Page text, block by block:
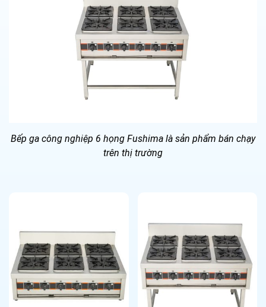
Bếp ga công nghiệp 6 họng Fushima là sản phẩm bán chạy
trên thị trường